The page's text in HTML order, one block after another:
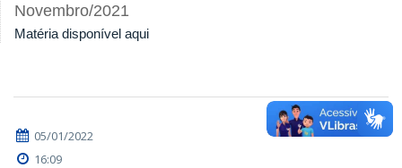
Novembro/2021
Matéria disponível aqui
05/01/2022
16:09